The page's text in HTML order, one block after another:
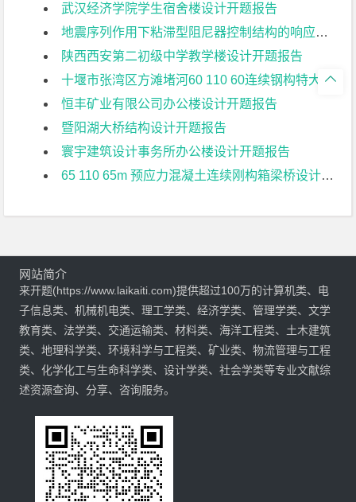
武汉经济学院学生宿舍楼设计开题报告
地震序列作用下粘滞型阻尼器控制结构的响应特征研究开题报告
陕西西安第二初级中学教学楼设计开题报告
十堰市张湾区方滩堵河60 110 60连续钢构特大桥上部结构设计开题报告
恒丰矿业有限公司办公楼设计开题报告
暨阳湖大桥结构设计开题报告
寰宇建筑设计事务所办公楼设计开题报告
65 110 65m 预应力混凝土连续刚构箱梁桥设计开题报告

网站简介
来开题(https://www.laikaiti.com)提供超过100万的计算机类、电
子信息类、机械机电类、理工学类、经济学类、管理学类、文学
教育类、法学类、交通运输类、材料类、海洋工程类、土木建筑
类、地理科学类、环境科学与工程类、矿业类、物流管理与工程
类、化学化工与生命科学类、设计学类、社会学类等专业文献综
述资源查询、分享、咨询服务。